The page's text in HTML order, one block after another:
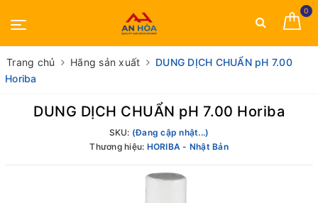
0
Trang chủ Hãng sản xuất
DUNG DỊCH CHUẨN pH 7.00
Horiba
DUNG DỊCH CHUẨN pH 7.00 Horiba
SKU: (Đang cập nhật...)
Thương hiệu: HORIBA - Nhật Bản